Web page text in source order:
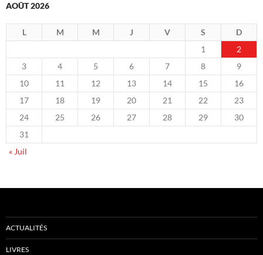
AOÛT 2026
L M M J V S
D
1
2
3
4 5 6 7 8
9
10
11 12 13 14 15
16
17
18 19 20 21 22
23
24
25 26 27 28 29
30
31
« Juil
ACTUALITÉS
LIVRES